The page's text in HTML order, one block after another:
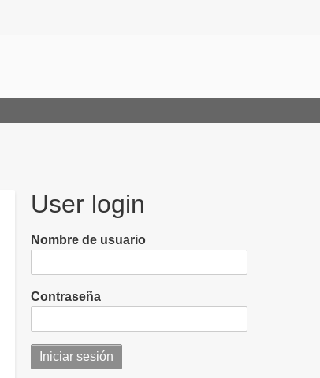
User login
Nombre de usuario
Contraseña